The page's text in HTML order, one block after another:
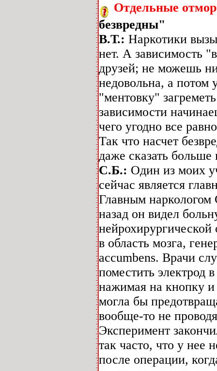
Отдельные
безвредны"
В.Т.: Наркотики
нет. А зависимость
друзей; не можешь
недовольна, а потом
"ментовку"
зависимости
чего угодно все
Так что насчет
даже сказать больше
С.Б.: Один из моих
сейчас является
Главным наркологом
назад он видел
в область мозга,
accumbens. Врачи
поместить электрод
нажимая на кнопку и
могла бы
вообще-то не
Эксперимент
так часто, что у нее
после операции,